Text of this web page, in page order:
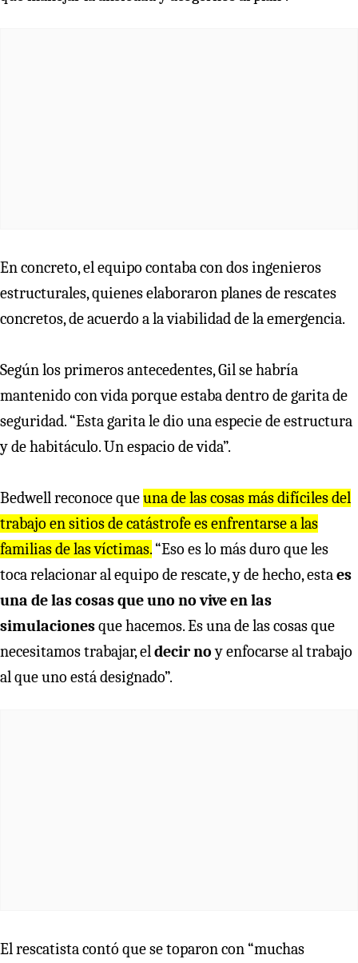
En concreto, el equipo contaba con dos ingenieros
estructurales, quienes elaboraron planes de rescates
concretos, de acuerdo a la viabilidad de la emergencia.
Según los primeros antecedentes, Gil se habría
mantenido con vida porque estaba dentro de garita de
seguridad. “Esta garita le dio una especie de estructura
y de habitáculo. Un espacio de vida”.
Bedwell reconoce queuna de las cosas más difíciles del
trabajo en sitios de catástrofe es enfrentarse a las
familias de las víctimas. “Eso es lo más duro que les
toca relacionar al equipo de rescate, y de hecho, estaes
una de las cosas que uno no vive en las
simulacionesque hacemos. Es una de las cosas que
necesitamos trabajar, eldecir noy enfocarse al trabajo
al que uno está designado”.
El rescatista contó que se toparon con “muchas